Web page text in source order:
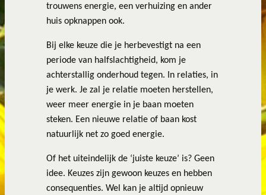
trouwens energie, een verhuizing en ander
huis opknappen ook.
Bij elke keuze die je herbevestigt na een
periode van halfslachtigheid, kom je
achterstallig onderhoud tegen. In relaties, in
je werk. Je zal je relatie moeten herstellen,
weer meer energie in je baan moeten
steken. Een nieuwe relatie of baan kost
natuurlijk net zo goed energie.
Of het uiteindelijk de ‘juiste keuze’ is? Geen
idee. Keuzes zijn gewoon keuzes en hebben
consequenties. Wel kan je altijd opnieuw